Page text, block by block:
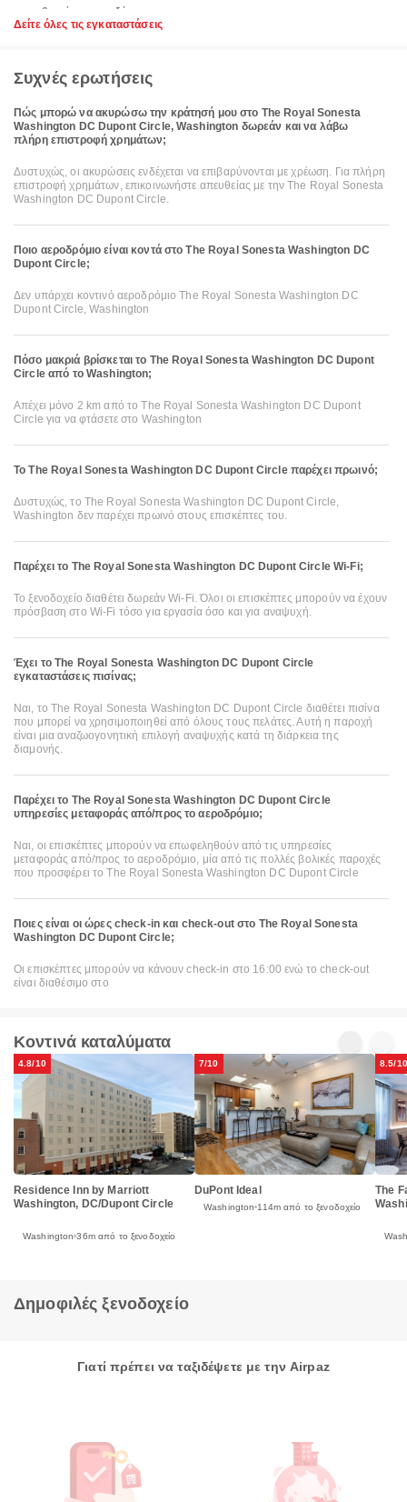
Δείτε όλες τις εγκαταστάσεις
Συχνές ερωτήσεις
Πώς μπορώ να ακυρώσω την κράτησή μου στο The Royal Sonesta
Washington DC Dupont Circle, Washington δωρεάν και να λάβω
πλήρη επιστροφή χρημάτων;
Δυστυχώς, οι ακυρώσεις ενδέχεται να επιβαρύνονται με χρέωση. Για πλήρη
επιστροφή χρημάτων, επικοινωνήστε απευθείας με την The Royal Sonesta
Washington DC Dupont Circle.
Ποιο αεροδρόμιο είναι κοντά στο The Royal Sonesta Washington DC
Dupont Circle;
Δεν υπάρχει κοντινό αεροδρόμιο The Royal Sonesta Washington DC
Dupont Circle, Washington
Πόσο μακριά βρίσκεται το The Royal Sonesta Washington DC Dupont
Circle από το Washington;
Απέχει μόνο 2 km από το The Royal Sonesta Washington DC Dupont
Circle για να φτάσετε στο Washington
Το The Royal Sonesta Washington DC Dupont Circle παρέχει πρωινό;
Δυστυχώς, το The Royal Sonesta Washington DC Dupont Circle,
Washington δεν παρέχει πρωινό στους επισκέπτες του.
Παρέχει το The Royal Sonesta Washington DC Dupont Circle Wi-Fi;
Το ξενοδοχείο διαθέτει δωρεάν Wi-Fi. Όλοι οι επισκέπτες μπορούν να έχουν
πρόσβαση στο Wi-Fi τόσο για εργασία όσο και για αναψυχή.
Έχει το The Royal Sonesta Washington DC Dupont Circle
εγκαταστάσεις πισίνας;
Ναι, το The Royal Sonesta Washington DC Dupont Circle διαθέτει πισίνα
που μπορεί να χρησιμοποιηθεί από όλους τους πελάτες. Αυτή η παροχή
είναι μια αναζωογονητική επιλογή αναψυχής κατά τη διάρκεια της
διαμονής.
Παρέχει το The Royal Sonesta Washington DC Dupont Circle
υπηρεσίες μεταφοράς από/προς το αεροδρόμιο;
Ναι, οι επισκέπτες μπορούν να επωφεληθούν από τις υπηρεσίες
μεταφοράς από/προς το αεροδρόμιο, μία από τις πολλές βολικές παροχές
που προσφέρει το The Royal Sonesta Washington DC Dupont Circle
Ποιες είναι οι ώρες check-in και check-out στο The Royal Sonesta
Washington DC Dupont Circle;
Οι επισκέπτες μπορούν να κάνουν check-in στο 16:00 ενώ το check-out
είναι διαθέσιμο στο
Κοντινά καταλύματα
4.8/10
Residence Inn by Marriott
Washington, DC/Dupont Circle
Washington 36m από το ξενοδοχείο
7/10
DuPont Ideal
Washington 114m από το ξενοδοχείο
8.5/10
The
Δημοφιλές ξενοδοχείο
Γιατί πρέπει να ταξιδέψετε με την Airpaz